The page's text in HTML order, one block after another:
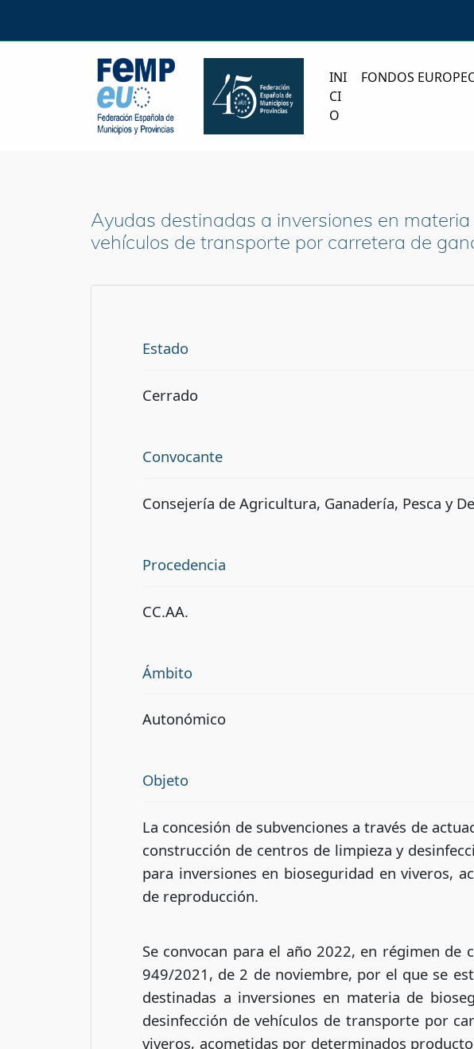
INI
CI
O
FONDOS
Ayudas destinadas a inversiones en
vehículos de transporte por carretera de
Estado
Cerrado
Convocante
Consejería de Agricultura, Ganadería, Pesca y
Procedencia
CC.AA.
Ámbito
Autonómico
Objeto
La concesión de subvenciones a través de
construcción de centros de limpieza y
para inversiones en bioseguridad en viveros,
de reproducción.
Se convocan para el año 2022, en régimen de
949/2021, de 2 de noviembre, por el que se
destinadas a inversiones en materia de
desinfección de vehículos de transporte por
viveros, acometidas por determinados